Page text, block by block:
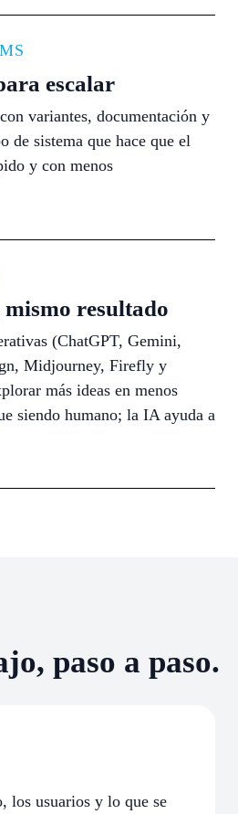
escalar
variantes, documentación y
de sistema que hace que el
y con menos
resultado
(ChatGPT, Gemini,
Midjourney, Firefly y
más ideas en menos
siendo humano; la IA ayuda a
paso a paso.
los usuarios y lo que se